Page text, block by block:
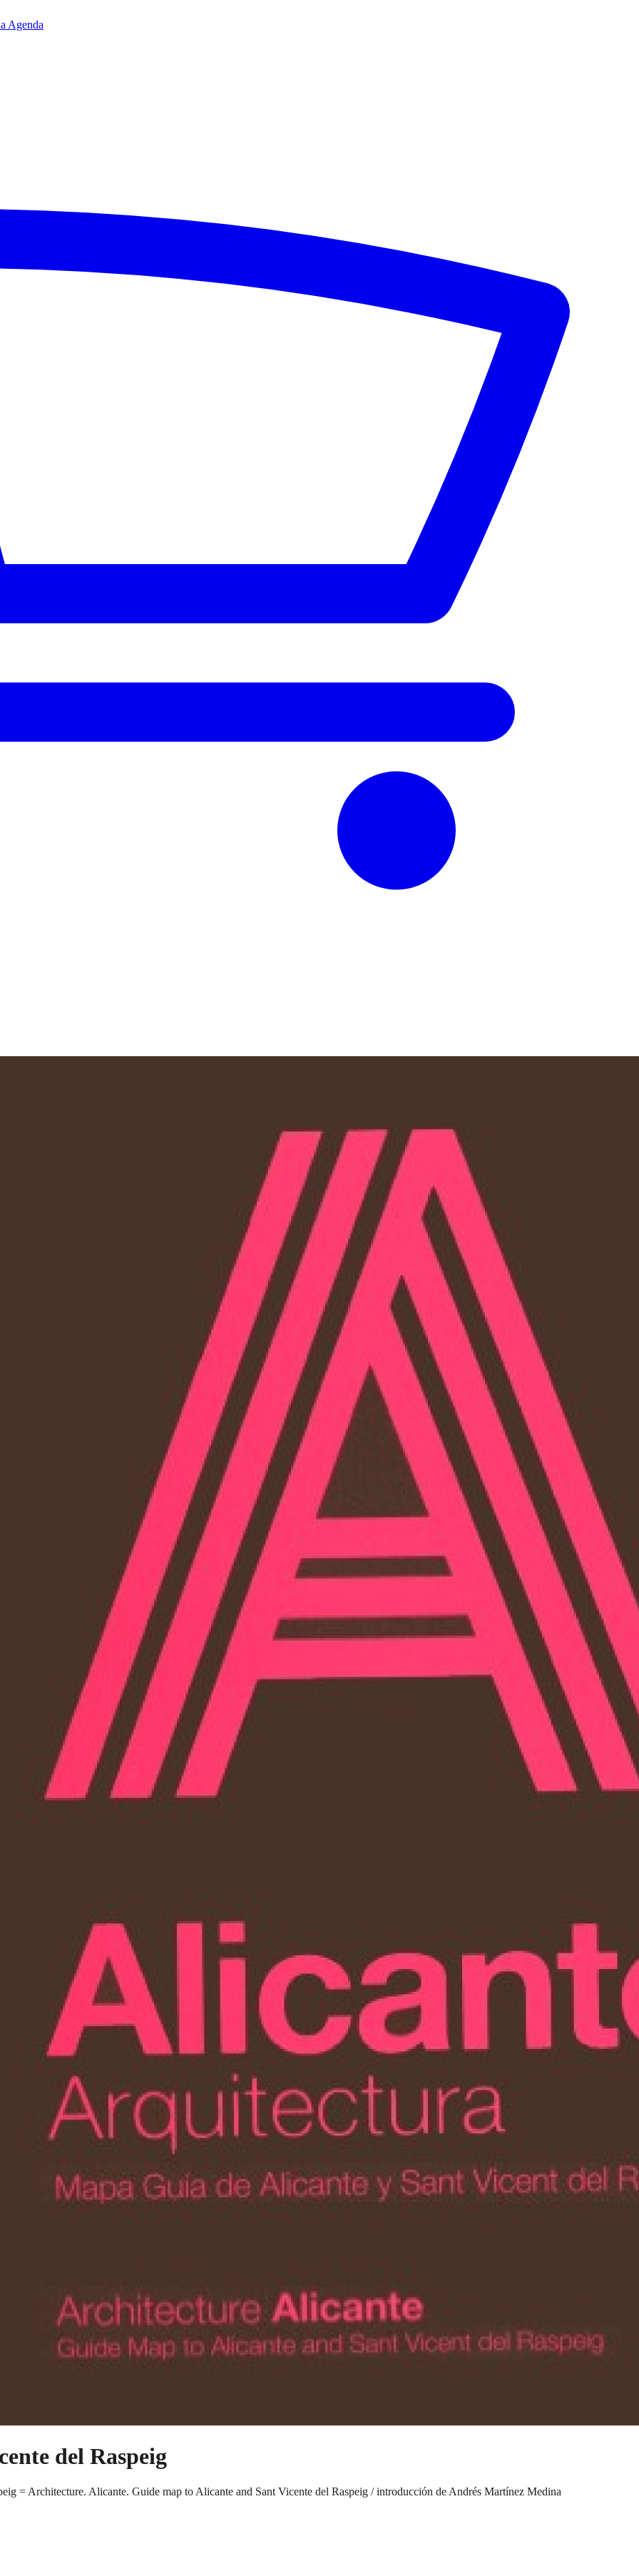
Agenda
del Raspeig
= Architecture. Alicante. Guide map to Alicante and Sant Vicente del Raspeig / introducción de Andrés Martínez Medina